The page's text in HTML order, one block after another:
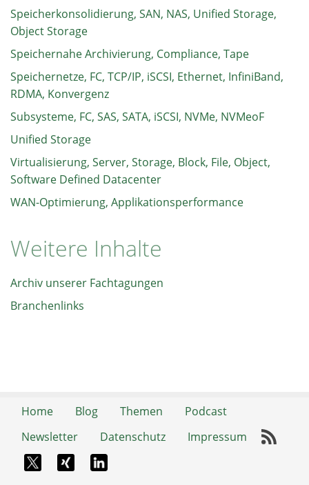
Speicherkonsolidierung, SAN, NAS, Unified Storage,
Object Storage
Speichernahe Archivierung, Compliance, Tape
Speichernetze, FC, TCP/IP, iSCSI, Ethernet, InfiniBand,
RDMA, Konvergenz
Subsysteme, FC, SAS, SATA, iSCSI, NVMe, NVMeoF
Unified Storage
Virtualisierung, Server, Storage, Block, File, Object,
Software Defined Datacenter
WAN-Optimierung, Applikationsperformance
Weitere Inhalte
Archiv unserer Fachtagungen
Branchenlinks
Home Blog Themen
Podcast
Newsletter
Datenschutz Impressum
X-TwitterXing